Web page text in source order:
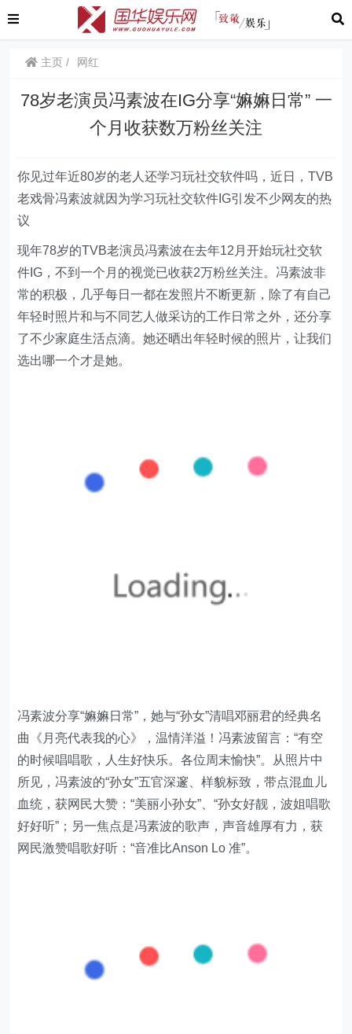
主页 网红
78岁老演员冯素波在IG分享“嫲嫲日常” 一
个月收获数万粉丝关注
你见过年近80岁的老人还学习玩社交软件吗，近日，TVB
老戏骨冯素波就因为学习玩社交软件IG引发不少网友的热
议
现年78岁的TVB老演员冯素波在去年12月开始玩社交软
件IG，不到一个月的视觉已收获2万粉丝关注。冯素波非
常的积极，几乎每日一都在发照片不断更新，除了有自己
年轻时照片和与不同艺人做采访的工作日常之外，还分享
了不少家庭生活点滴。她还晒出年轻时候的照片，让我们
选出哪一个才是她。
冯素波分享“嫲嫲日常”，她与“孙女”清唱邓丽君的经典名
曲《月亮代表我的心》，温情洋溢！冯素波留言：“有空
的时候唱唱歌，人生好快乐。各位周末愉快”。从照片中
所见，冯素波的“孙女”五官深邃、样貌标致，带点混血儿
血统，获网民大赞：“美丽小孙女”、“孙女好靓，波姐唱歌
好好听”；另一焦点是冯素波的歌声，声音雄厚有力，获
网民激赞唱歌好听：“音准比Anson Lo 准”。